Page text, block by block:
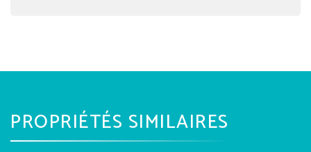
PROPRIÉTÉS SIMILAIRES